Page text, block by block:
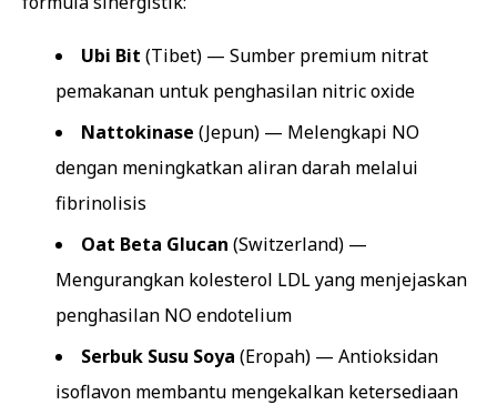
Ubi Bit (Tibet) — Sumber premium nitrat
pemakanan untuk penghasilan nitric oxide
Nattokinase (Jepun) — Melengkapi NO
dengan meningkatkan aliran darah melalui
fibrinolisis
Oat Beta Glucan (Switzerland) —
Mengurangkan kolesterol LDL yang menjejaskan
penghasilan NO endotelium
Serbuk Susu Soya (Eropah) — Antioksidan
isoflavon membantu mengekalkan ketersediaan